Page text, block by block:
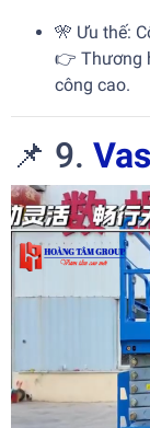
🎌 Ưu thế:
👉 Thương
công cao.
📌 9.